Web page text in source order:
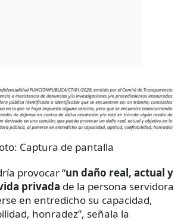
Captura de pantalla
provocar “un daño real, actual y
privada de la persona servidora
en entredicho su capacidad,
honradez”, señala la